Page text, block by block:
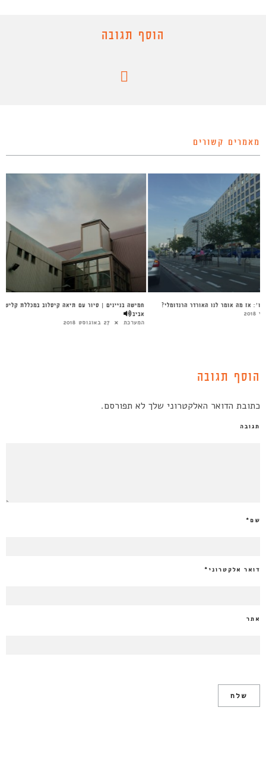
הוסף תגובה
מאמרים קשורים
האורדר הרנדומלי | חלק ו׳: אז מה אומר לנו האורדר הרנדומלי?
9 ביולי 2018
הוסף תגובה
כתובת הדואר האלקטרוני שלך לא תפורסם.
תגובה
שם*
דואר אלקטרוני *
אתר